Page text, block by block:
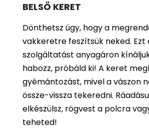
BELSŐ KERET
Dönthetsz úgy, hogy a
vakkeretre feszítsük neked. Ezt
szolgáltatást anyagáron
habozz, próbáld ki! A keret
gyémántozást, mivel a vászon
össze-vissza tekeredni.
elkészülsz, rögvest a polcra
teheted!